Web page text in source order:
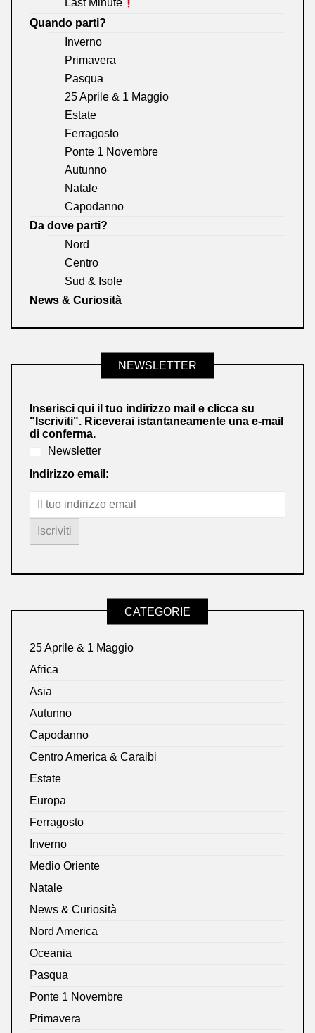
Last Minute
Quando parti?
Inverno
Primavera
Pasqua
25 Aprile & 1 Maggio
Estate
Ferragosto
Ponte 1 Novembre
Autunno
Natale
Capodanno
Da dove parti?
Nord
Centro
Sud & Isole
News & Curiosità
NEWSLETTER
Inserisci qui il tuo indirizzo mail e clicca su
"Iscriviti". Riceverai istantaneamente una e-mail
di conferma.
Newsletter
Indirizzo email:
CATEGORIE
25 Aprile & 1 Maggio
Africa
Asia
Autunno
Capodanno
Centro America & Caraibi
Estate
Europa
Ferragosto
Inverno
Medio Oriente
Natale
News & Curiosità
Nord America
Oceania
Pasqua
Ponte 1 Novembre
Primavera